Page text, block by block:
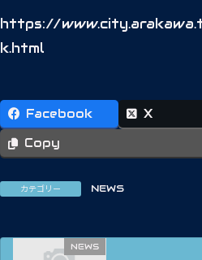
https://
k.html
Facebook X
Copy
カテゴリー NEWS
NEWS